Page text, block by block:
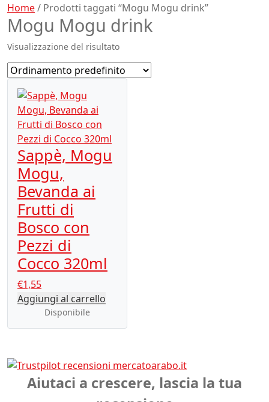
Home/ Prodotti taggati “Mogu Mogu drink”
Mogu Mogu drink
Visualizzazione del risultato
Sappè, Mogu
Mogu,
Bevanda ai
Frutti di
Bosco con
Pezzi di
Cocco 320ml
€1,55
Aggiungi al carrello
Disponibile
Aiutaci a crescere, lascia la tua